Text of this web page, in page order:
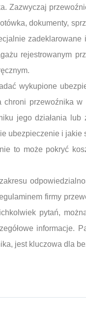
Zazwyczaj
dokumenty,
rejestrowanym
wykupione
chroni przewoźnika
jego działania lub
ubezpieczenie i
to może pokryć
firmy
pytań,
informacje.
jest kluczowa dla